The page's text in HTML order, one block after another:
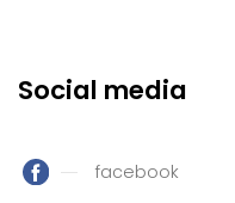
Social media
facebook